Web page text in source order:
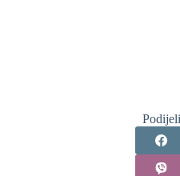
Podijeli